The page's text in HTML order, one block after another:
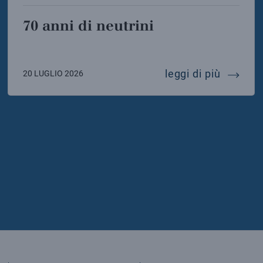
de laurentis eletta presidente della sigrav
70 anni di neutrini
20 LUGLIO 2026 leggi di più 70